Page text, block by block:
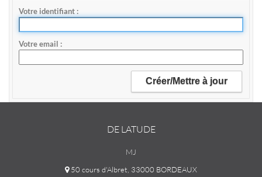
Votre identifiant
Votre email
DE LATUDE
MJ
50 cours d'Albret, 33000 BORDEAUX